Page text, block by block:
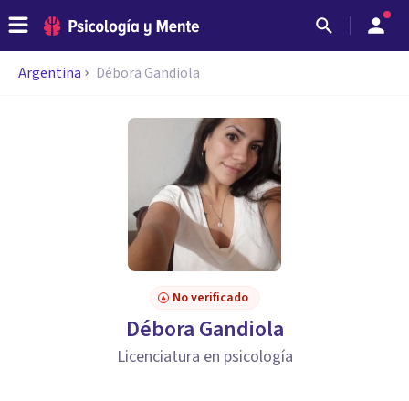
Argentina Débora Gandiola
No verificado
Débora Gandiola
Licenciatura en psicología